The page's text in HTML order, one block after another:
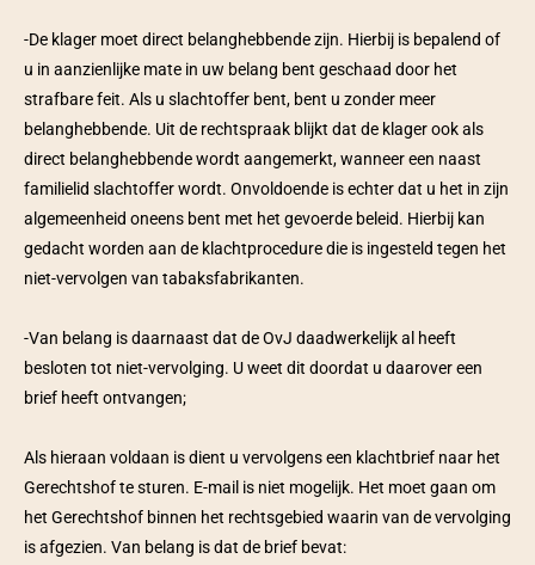
-De klager moet direct belanghebbende zijn. Hierbij is bepalend of
u in aanzienlijke mate in uw belang bent geschaad door het
strafbare feit. Als u slachtoffer bent, bent u zonder meer
belanghebbende. Uit de rechtspraak blijkt dat de klager ook als
direct belanghebbende wordt aangemerkt, wanneer een naast
familielid slachtoffer wordt. Onvoldoende is echter dat u het in zijn
algemeenheid oneens bent met het gevoerde beleid. Hierbij kan
gedacht worden aan de klachtprocedure die is ingesteld tegen het
niet-vervolgen van tabaksfabrikanten.
-Van belang is daarnaast dat de OvJ daadwerkelijk al heeft
besloten tot niet-vervolging. U weet dit doordat u daarover een
brief heeft ontvangen;
Als hieraan voldaan is dient u vervolgens een klachtbrief naar het
Gerechtshof te sturen. E-mail is niet mogelijk. Het moet gaan om
het Gerechtshof binnen het rechtsgebied waarin van de vervolging
is afgezien. Van belang is dat de brief bevat: